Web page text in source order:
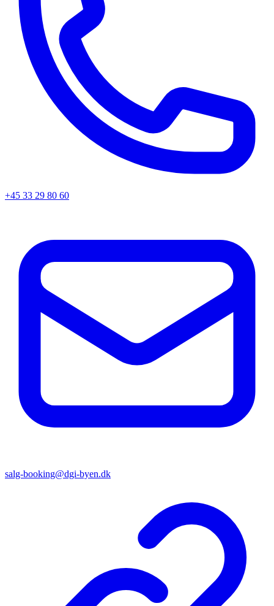
+45 33 29 80 60
salg-booking@dgi-byen.dk